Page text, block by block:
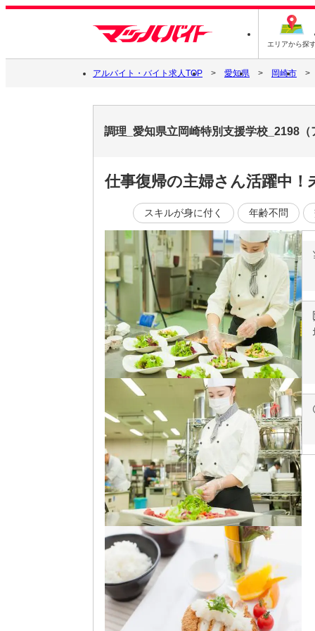
エリアから探
アルバイト・バイト求人TOP 愛知県 岡崎市
調理_愛知県立岡崎特別支援学校_2198
仕事復帰の主婦さん活躍中
スキルが身に付く 年齢不問